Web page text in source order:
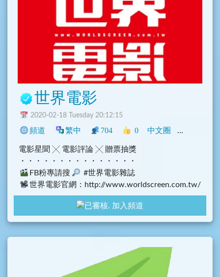
世界電影
2020-02-18 Tuesday 20:12:15
頻道 繁中 704 0 中文圈 香港
電影星聞 ╳ 電影評論 ╳ 贈票抽獎
・・・・・・・・・・・・・・・
FB粉專請搜
#世界電影雜誌
世界電影官網：http://www.worldscreen.com.tw/
index.php
加入頻道